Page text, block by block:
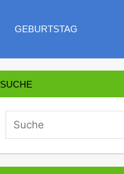
GEBURTSTAG
SUCHE